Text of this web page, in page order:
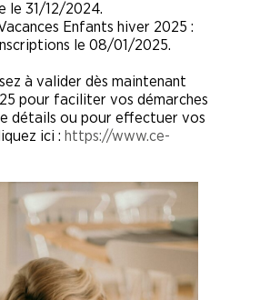
le 31/12/2024.
Enfants hiver 2025 :
le 08/01/2025.
à valider dès maintenant
pour faciliter vos démarches
détails ou pour effectuer vos
ici : https://www.ce-